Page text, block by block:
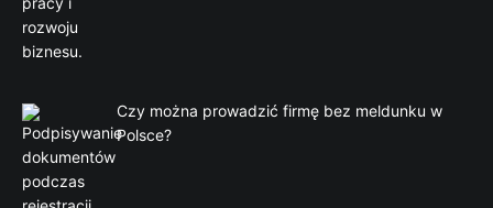
Czy można prowadzić firmę bez meldunku w
Polsce?